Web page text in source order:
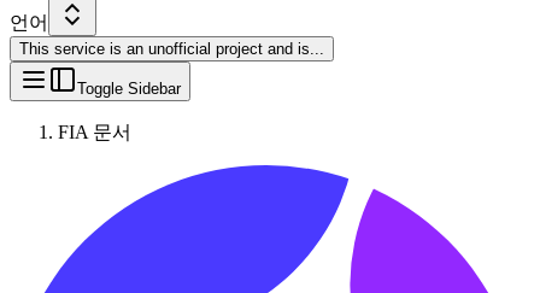
언어
This service is an unofficial project and is...
Toggle Sidebar
FIA 문서